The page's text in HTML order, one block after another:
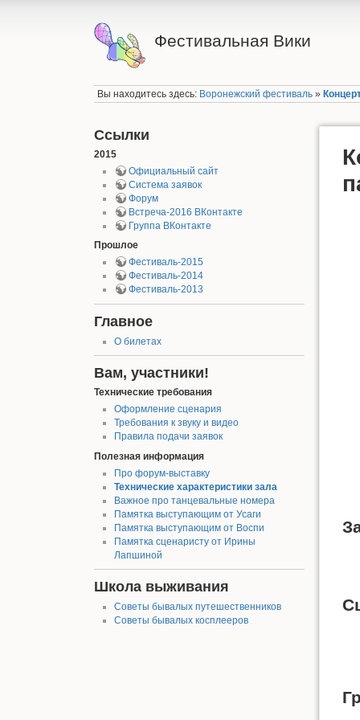
Фестивальная Вики
Вы находитесь здесь: Воронежский фестиваль »
Ссылки
2015
Официальный сайт
Система заявок
Форум
Встреча-2016 ВКонтакте
Группа ВКонтакте
Прошлое
Фестиваль-2015
Фестиваль-2014
Фестиваль-2013
Главное
О билетах
Вам, участники!
Технические требования
Оформление сценария
Требования к звуку и видео
Правила подачи заявок
Полезная информация
Про форум-выставку
Технические характеристики зала
Важное про танцевальные номера
Памятка выступающим от Усаги
Памятка выступающим от Воспи
Памятка сценаристу от Ирины
Лапшиной
Школа выживания
Советы бывалых путешественников
Советы бывалых косплееров